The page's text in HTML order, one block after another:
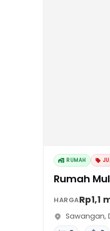
RUMAH
Rumah
HARGARp1,1
Sawangan,